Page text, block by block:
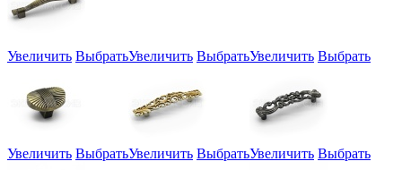
Увеличить ВыбратьУвеличить ВыбратьУвеличить Выбрать
Увеличить ВыбратьУвеличить ВыбратьУвеличить Выбрать